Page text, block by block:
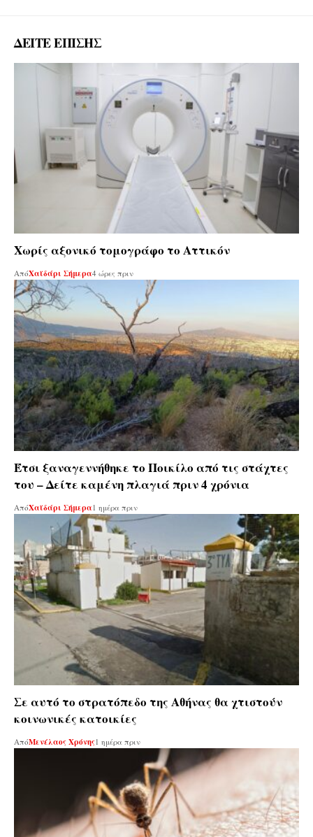
ΔΕΙΤΕ ΕΠΙΣΗΣ
Χωρίς αξονικό τομογράφο το Αττικόν
ΑπόΧαϊδάρι Σήμερα4 ώρες πριν
Έτσι ξαναγεννήθηκε το Ποικίλο από τις στάχτες
του – Δείτε καμένη πλαγιά πριν 4 χρόνια
ΑπόΧαϊδάρι Σήμερα1 ημέρα πριν
Σε αυτό το στρατόπεδο της Αθήνας θα χτιστούν
κοινωνικές κατοικίες
ΑπόΜενέλαος Χρόνης1 ημέρα πριν